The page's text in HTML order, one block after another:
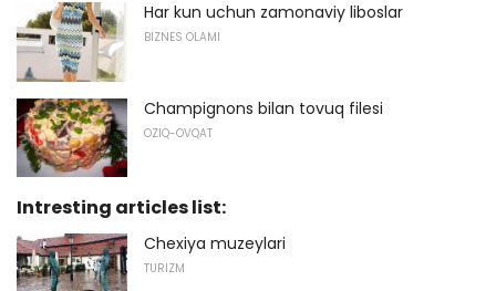
Har kun uchun zamonaviy liboslar
BIZNES OLAMI
Champignons bilan tovuq filesi
OZIQ-OVQAT
Intresting articles list:
Chexiya muzeylari
TURIZM